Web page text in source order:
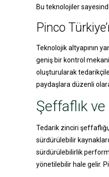
Bu teknolojiler
Pinco
Teknolojik altyapının
geniş bir kontrol
oluşturularak
paydaşlara düzenli
Şeffaflık
Tedarik zinciri
sürdürülebilir
sürdürülebilirlik
yönetilebilir hale gelir.